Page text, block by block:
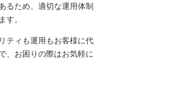
るため、適切な運用体制
す。
ティも運用もお客様に代
、お困りの際はお気軽に